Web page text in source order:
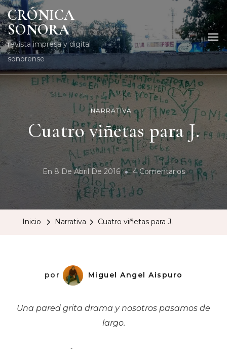
CRÓNICA
SONORA
revista impresa y digital
sonorense
NARRATIVA
Cuatro viñetas para J.
En 8 De Abril De 2016 4 ComentariosEn
Cuatro
Inicio Narrativa Cuatro viñetas para J.
por Miguel Angel Aispuro
Una pared grita drama y nosotros pasamos de
largo.